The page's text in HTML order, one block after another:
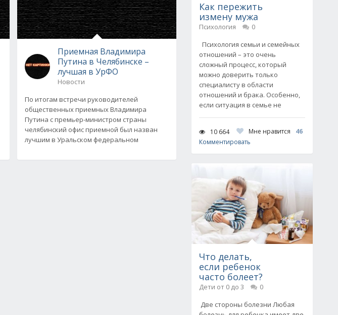
Приемная Владимира
Путина в Челябинске –
лучшая в УрФО
Новости
По итогам встречи руководителей
общественных приемных Владимира
Путина с премьер-министром страны
челябинский офис приемной был назван
лучшим в Уральском федеральном
Как пережить
измену мужа
Психология
0
Психология семьи и семейных
отношений – это очень
сложный процесс, который
можно доверить только
специалисту в области
отношений и брака. Особенно,
если ситуация в семье не
10 664 Мне нравится
46
Комментировать
Что делать,
если ребенок
часто болеет?
Дети от 0 до 3
0
Две стороны болезни Любая